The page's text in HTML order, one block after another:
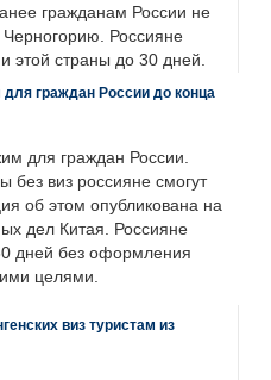
гражданам России не
Черногорию. Россияне
этой страны до 30 дней.
граждан России до конца
для граждан России.
без виз россияне смогут
об этом опубликована на
дел Китая. Россияне
дней без оформления
целями.
виз туристам из